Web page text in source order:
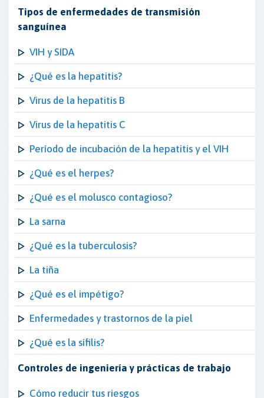
Tipos de enfermedades de transmisión
sanguínea
VIH y SIDA
¿Qué es la hepatitis?
Virus de la hepatitis B
Virus de la hepatitis C
Período de incubación de la hepatitis y el VIH
¿Qué es el herpes?
¿Qué es el molusco contagioso?
La sarna
¿Qué es la tuberculosis?
La tiña
¿Qué es el impétigo?
Enfermedades y trastornos de la piel
¿Qué es la sífilis?
Controles de ingeniería y prácticas de trabajo
Cómo reducir tus riesgos